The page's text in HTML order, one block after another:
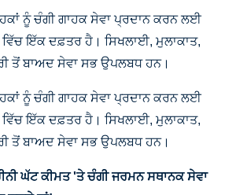
ਨੂੰ ਚੰਗੀ ਗਾਹਕ ਸੇਵਾ ਪ੍ਰਦਾਨ ਕਰਨ ਲਈ
ਵਿੱਚ ਇੱਕ ਦਫ਼ਤਰ ਹੈ। ਸਿਖਲਾਈ, ਮੁਲਾਕਾਤ,
ਤੋਂ ਬਾਅਦ ਸੇਵਾ ਸਭ ਉਪਲਬਧ ਹਨ।
ਨੂੰ ਚੰਗੀ ਗਾਹਕ ਸੇਵਾ ਪ੍ਰਦਾਨ ਕਰਨ ਲਈ
ਵਿੱਚ ਇੱਕ ਦਫ਼ਤਰ ਹੈ। ਸਿਖਲਾਈ, ਮੁਲਾਕਾਤ,
ਤੋਂ ਬਾਅਦ ਸੇਵਾ ਸਭ ਉਪਲਬਧ ਹਨ।
ਘੱਟ ਕੀਮਤ 'ਤੇ ਚੰਗੀ ਜਰਮਨ ਸਥਾਨਕ ਸੇਵਾ